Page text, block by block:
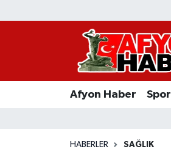
Afyon Haber Spor
HABERLER SAĞLIK
Afyon Haber
Asayiş Yaşam